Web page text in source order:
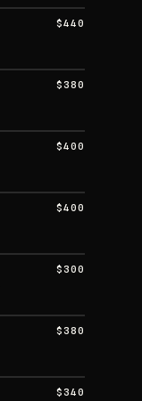
$440
$380
$400
$400
$300
$380
$340